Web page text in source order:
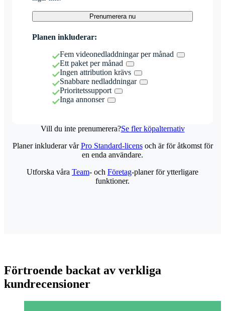
Prenumerera nu
Planen inkluderar:
Fem videonedladdningar per månad
Ett paket per månad
Ingen attribution krävs
Snabbare nedladdningar
Prioritetssupport
Inga annonser
Vill du inte prenumerera?Se fler köpalternativ
Planer inkluderar vårPro Standard-licensoch är för åtkomst för
en enda användare.
Utforska våra Team- och Företag-planer för ytterligare
funktioner.
Förtroende backat av verkliga
kundrecensioner